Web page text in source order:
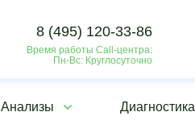
8 (495) 120-33-86
Время работы Call-центра:
Пн-Вс: Круглосуточно
Анализы Диагностика